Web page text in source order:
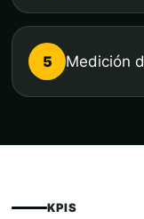
5 Medición
KPIS